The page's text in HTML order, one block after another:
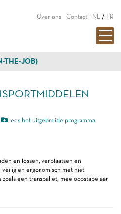
Over ons Contact NL / FR
THE-JOB)
lees het uitgebreide programma
en lossen, verplaatsen en
en ergonomisch met niet
een transpallet, meeloopstapelaar